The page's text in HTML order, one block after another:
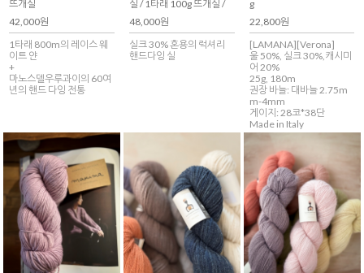
뜨개실
42,000원
1타래 800m의 레이스 웨
이트 얀
+
마노스델우루과이의 60여
년의 핸드 다잉 전통
실 / 1타래 100g 뜨개실 /
48,000원
실크 30% 혼용의 럭셔리
핸드다잉 실
g
22,800원
[LAMANA][Verona]
울 50%, 실크 30%,캐시미
어 20%
25g, 180m
권장 바늘: 대바늘 2.75m
m-4mm
게이지: 28코*38단
Made in Italy